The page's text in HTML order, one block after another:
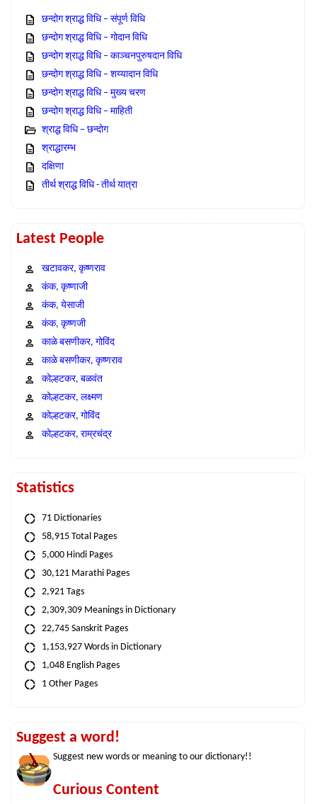
छन्दोग श्राद्ध विधि – संपूर्ण विधि
छन्दोग श्राद्ध विधि – गोदान विधि
छन्दोग श्राद्ध विधि – काञ्चनपुरुषदान विधि
छन्दोग श्राद्ध विधि – शय्यादान विधि
छन्दोग श्राद्ध विधि – मुख्य चरण
छन्दोग श्राद्ध विधि – माहिती
श्राद्ध विधि – छन्दोग
श्राद्धारम्भ
दक्षिणा
तीर्थ श्राद्ध विधि - तीर्थ यात्रा
Latest People
खटावकर, कृष्णराव
कंक, कृष्णाजी
कंक, येसाजी
कंक, कृष्णजी
काळे बसणीकर, गोविंद
काळे बसणीकर, कृष्णराव
कोल्हटकर, बळवंत
कोल्हटकर, लक्ष्मण
कोल्हटकर, गोविंद
कोल्हटकर, राम्रचंद्र
Statistics
71 Dictionaries
58,915 Total Pages
5,000 Hindi Pages
30,121 Marathi Pages
2,921 Tags
2,309,309 Meanings in Dictionary
22,745 Sanskrit Pages
1,153,927 Words in Dictionary
1,048 English Pages
1 Other Pages
Suggest a word!
Suggest new words or meaning to our dictionary!!
Curious Content